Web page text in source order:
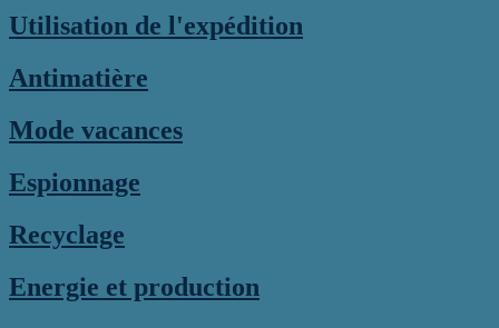
Utilisation de l'expédition
Antimatière
Mode vacances
Espionnage
Recyclage
Energie et production